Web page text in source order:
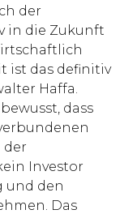
der
in die Zukunft
ist das definitiv
Haffa.
dass
der
Investor
und den
Das